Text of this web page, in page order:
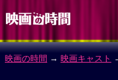
映画の時間 → 映画キャスト